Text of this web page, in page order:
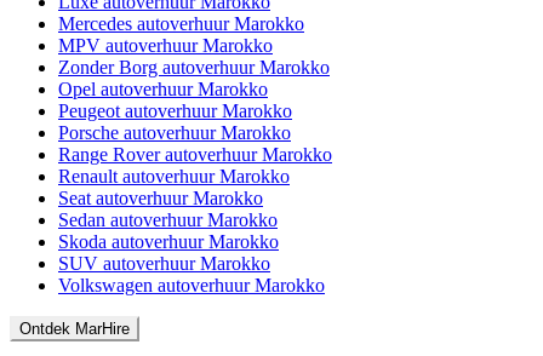
Mercedes autoverhuur Marokko
MPV autoverhuur Marokko
Zonder Borg autoverhuur Marokko
Opel autoverhuur Marokko
Peugeot autoverhuur Marokko
Porsche autoverhuur Marokko
Range Rover autoverhuur Marokko
Renault autoverhuur Marokko
Seat autoverhuur Marokko
Sedan autoverhuur Marokko
Skoda autoverhuur Marokko
SUV autoverhuur Marokko
Volkswagen autoverhuur Marokko
Ontdek MarHire